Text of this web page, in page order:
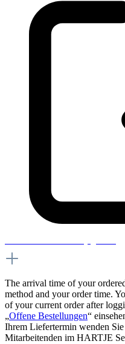
The arrival time of your
method and your order time.
of your current order after
„Offene Bestellungen“
Ihrem Liefertermin wenden Sie
Mitarbeitenden im HARTJE